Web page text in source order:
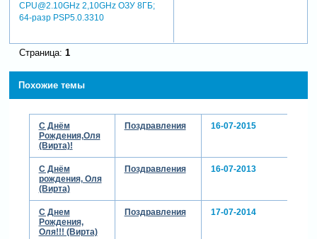
CPU@2.10GHz 2,10GHz ОЗУ 8ГБ;
64-разр PSP5.0.3310
Страница: 1
Похожие темы
С Днём
Рождения,Оля
(Вирта)!
Поздравления 16-07-2015
С Днём
рождения, Оля
(Вирта)
Поздравления 16-07-2013
С Днем
Рождения,
Оля!!! (Вирта)
Поздравления 17-07-2014